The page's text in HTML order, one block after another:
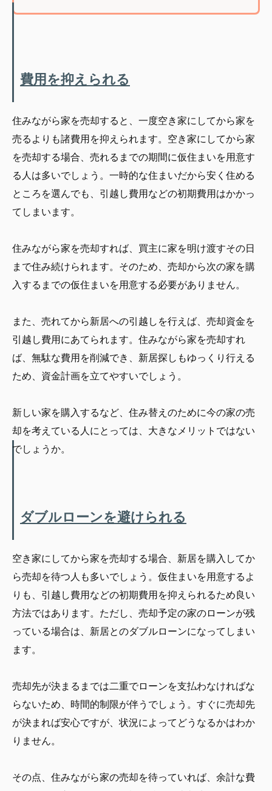
費用を抑えられる
住みながら家を売却すると、一度空き家にしてから家を
売るよりも諸費用を抑えられます。空き家にしてから家
を売却する場合、売れるまでの期間に仮住まいを用意す
る人は多いでしょう。一時的な住まいだから安く住める
ところを選んでも、引越し費用などの初期費用はかかっ
てしまいます。
住みながら家を売却すれば、買主に家を明け渡すその日
まで住み続けられます。そのため、売却から次の家を購
入するまでの仮住まいを用意する必要がありません。
また、売れてから新居への引越しを行えば、売却資金を
引越し費用にあてられます。住みながら家を売却すれ
ば、無駄な費用を削減でき、新居探しもゆっくり行える
ため、資金計画を立てやすいでしょう。
新しい家を購入するなど、住み替えのために今の家の売
却を考えている人にとっては、大きなメリットではない
でしょうか。
ダブルローンを避けられる
空き家にしてから家を売却する場合、新居を購入してか
ら売却を待つ人も多いでしょう。仮住まいを用意するよ
りも、引越し費用などの初期費用を抑えられるため良い
方法ではあります。ただし、売却予定の家のローンが残
っている場合は、新居とのダブルローンになってしまい
ます。
売却先が決まるまでは二重でローンを支払わなければな
らないため、時間的制限が伴うでしょう。すぐに売却先
が決まれば安心ですが、状況によってどうなるかはわか
りません。
その点、住みながら家の売却を待っていれば、余計な費